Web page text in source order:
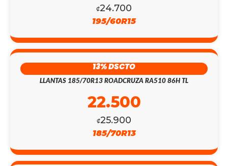
₡24.700
195/60R15
13% DSCTO
LLANTAS 185/70R13 ROADCRUZA RA510 86H TL
₡25.900
22.500
185/70R13